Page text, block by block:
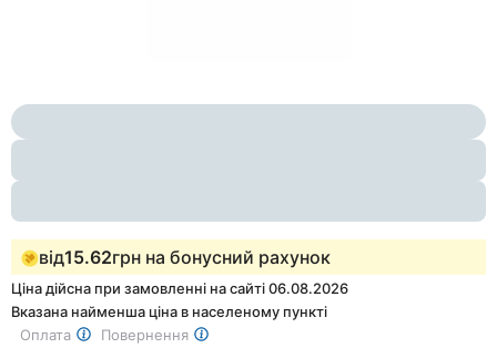
1
of
від15.62грн на бонусний рахунок
Ціна дійсна при замовленні на сайті 06.08.2026
Вказана найменша ціна в населеному пункті
Оплата
Повернення